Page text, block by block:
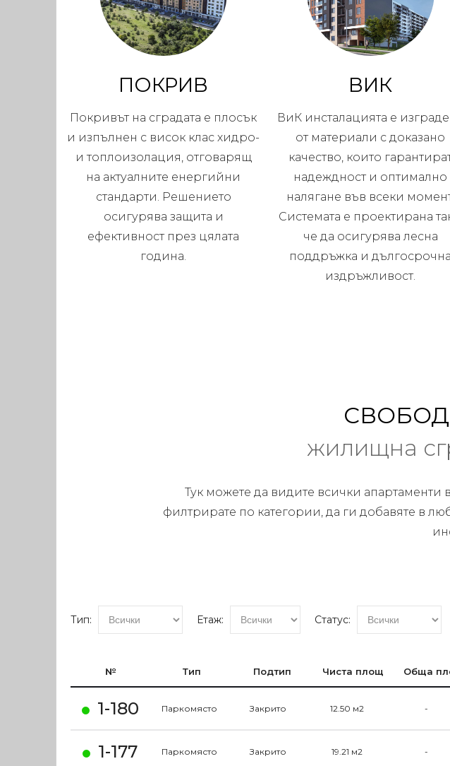
ПОКРИВ
Покривът на сградата е плосък
и изпълнен с висок клас хидро-
и топлоизолация, отговарящ
на актуалните енергийни
стандарти. Решението
осигурява защита и
ефективност през цялата
година.
ВИК
ВиК инсталацията е
от материали с доказано
качество, които
надеждност и оптимално
налягане във всеки
Системата е проектирана
че да осигурява лесна
поддръжка и дългосрочна
издръжливост.
жилищна
Тук можете да видите всички
филтрирате по категории, да ги добавяте в
Тип: Етаж: Статус:
№ Тип Подтип Чиста площ Обща
1-180 Паркомясто Закрито 12.50 м2 -
1-177 Паркомясто Закрито 19.21 м2 -